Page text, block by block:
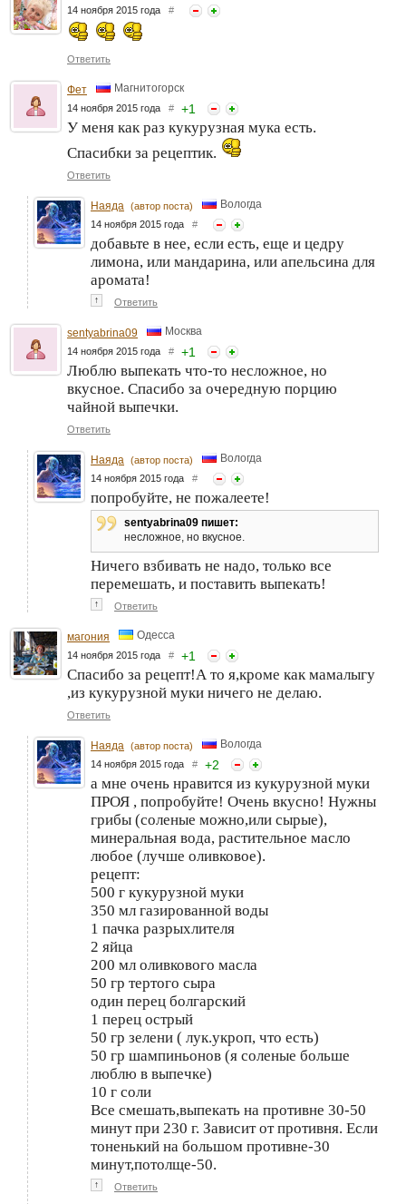
14 ноября 2015 года #
Ответить
Фет Магнитогорск
14 ноября 2015 года # +1
У меня как раз кукурузная мука есть.
Спасибки за рецептик.
Ответить
Наяда (автор поста) Вологда
14 ноября 2015 года #
добавьте в нее, если есть, еще и цедру
лимона, или мандарина, или апельсина для
аромата!
↑ Ответить
sentyabrina09 Москва
14 ноября 2015 года # +1
Люблю выпекать что-то несложное, но
вкусное. Спасибо за очередную порцию
чайной выпечки.
Ответить
Наяда (автор поста) Вологда
14 ноября 2015 года #
попробуйте, не пожалеете!
sentyabrina09 пишет:
несложное, но вкусное.
Ничего взбивать не надо, только все
перемешать, и поставить выпекать!
↑ Ответить
магония Одесса
14 ноября 2015 года # +1
Спасибо за рецепт!А то я,кроме как мамалыгу
,из кукурузной муки ничего не делаю.
Ответить
Наяда (автор поста) Вологда
14 ноября 2015 года # +2
а мне очень нравится из кукурузной муки
ПРОЯ , попробуйте! Очень вкусно! Нужны
грибы (соленые можно,или сырые),
минеральная вода, растительное масло
любое (лучше оливковое).
рецепт:
500 г кукурузной муки
350 мл газированной воды
1 пачка разрыхлителя
2 яйца
200 мл оливкового масла
50 гр тертого сыра
один перец болгарский
1 перец острый
50 гр зелени ( лук.укроп, что есть)
50 гр шампиньонов (я соленые больше
люблю в выпечке)
10 г соли
Все смешать,выпекать на противне 30-50
минут при 230 г. Зависит от противня. Если
тоненький на большом противне-30
минут,потолще-50.
↑ Ответить